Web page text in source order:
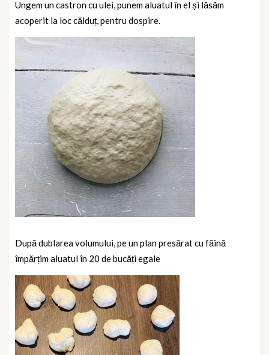
Ungem un castron cu ulei, punem aluatul în el și lăsăm
acoperit la loc călduț, pentru dospire.
După dublarea volumului, pe un plan presărat cu făină
împărțim aluatul în 20 de bucăți egale